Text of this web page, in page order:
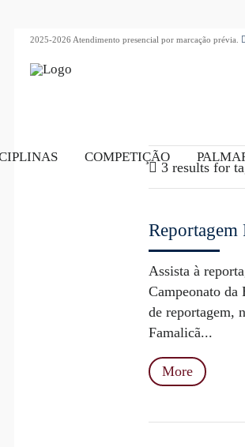
2025-2026 Atendimento presencial por marcação prévia.
COMPETIÇÃO
3 results for
Reportagem
Assista à
Campeonato
de reportagem,
Famalicã...
More